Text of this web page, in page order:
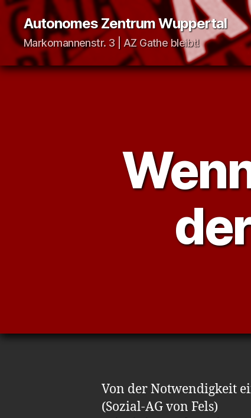
Autonomes Zentrum Wuppertal
Markomannenstr. 3 | AZ Gathe bleibt!
Von der Notwendigkeit
(Sozial-AG von Fels)